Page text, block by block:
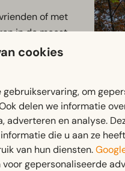
of met
in de meest
kastanjes en
onder
mee
avontuur dat
in dit
op een
cookies
om
delen we informatie
en analyse.
die u aan ze
van hun diensten.
gepersonaliseerde